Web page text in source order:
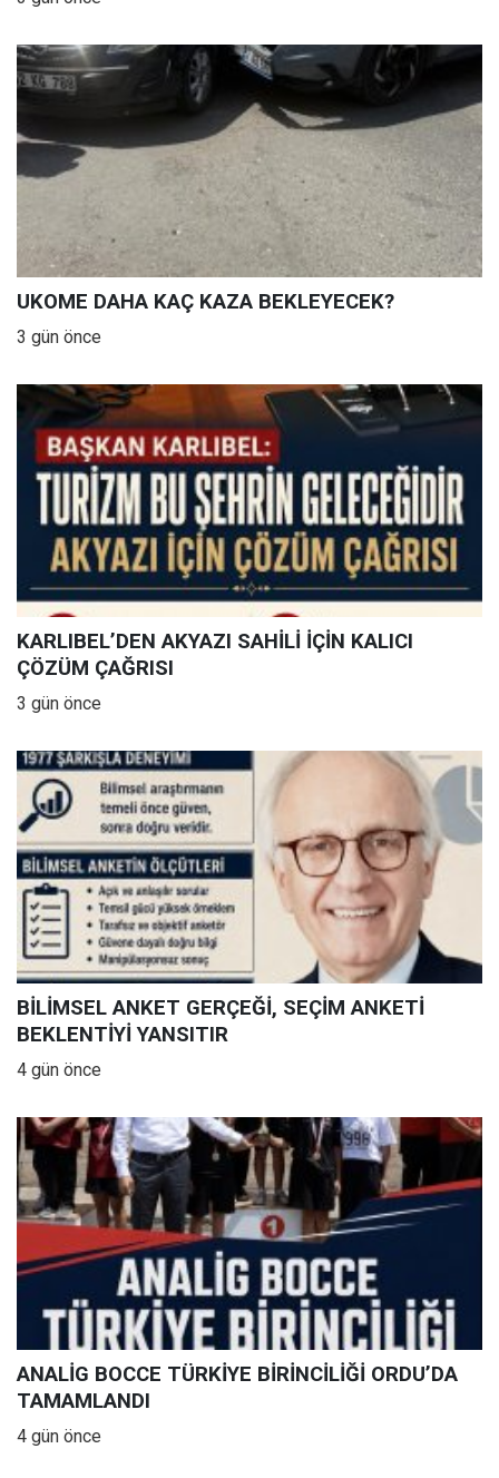
UKOME DAHA KAÇ KAZA BEKLEYECEK?
3 gün önce
KARLIBEL’DEN AKYAZI SAHİLİ İÇİN KALICI
ÇÖZÜM ÇAĞRISI
3 gün önce
BİLİMSEL ANKET GERÇEĞİ, SEÇİM ANKETİ
BEKLENTİYİ YANSITIR
4 gün önce
ANALİG BOCCE TÜRKİYE BİRİNCİLİĞİ ORDU’DA
TAMAMLANDI
4 gün önce